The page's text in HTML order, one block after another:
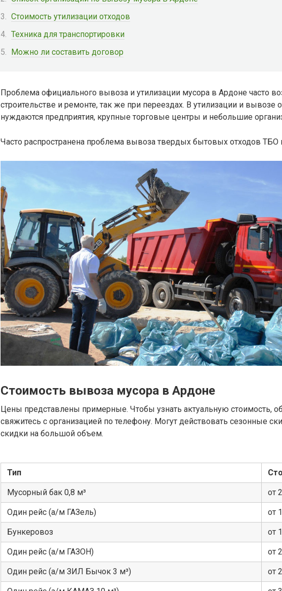
Стоимость утилизации отходов
Техника для транспортировки
Можно ли составить договор
Проблема официального вывоза и утилизации мусора в Ардоне часто
строительстве и ремонте, так же при переездах. В утилизации и вывозе
нуждаются предприятия, крупные торговые центры и небольшие
Часто распространена проблема вывоза твердых бытовых отходов ТБО
Стоимость вывоза мусора в Ардоне
Цены представлены примерные. Чтобы узнать актуальную стоимость,
свяжитесь с организацией по телефону. Могут действовать сезонные
скидки на большой объем.
Тип
Мусорный бак 0,8 м³ от
Один рейс (а/м ГАЗель) от
Бункеровоз от
Один рейс (а/м ГАЗОН) от
Один рейс (а/м ЗИЛ Бычок 3 м³) от